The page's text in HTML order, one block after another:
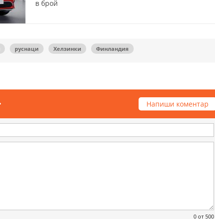
в брой
руснаци Хелзинки Финландия
Напиши коментар
0 от 500